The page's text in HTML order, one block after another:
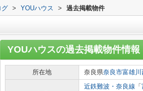
グ > YOUハウス > 過去掲載物件
YOUハウスの過去掲載物件情報
所在地 奈良県奈良市富雄川
近鉄難波・奈良線 「